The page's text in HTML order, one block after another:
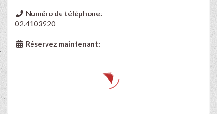
Numéro de téléphone:
02.4103920
Réservez maintenant: